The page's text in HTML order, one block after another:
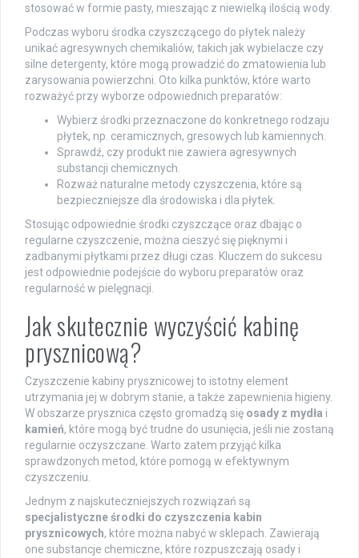
stosować w formie pasty, mieszając z niewielką ilością wody.
Podczas wyboru środka czyszczącego do płytek należy
unikać agresywnych chemikaliów, takich jak wybielacze czy
silne detergenty, które mogą prowadzić do zmatowienia lub
zarysowania powierzchni. Oto kilka punktów, które warto
rozważyć przy wyborze odpowiednich preparatów:
Wybierz środki przeznaczone do konkretnego rodzaju
płytek, np. ceramicznych, gresowych lub kamiennych.
Sprawdź, czy produkt nie zawiera agresywnych
substancji chemicznych.
Rozważ naturalne metody czyszczenia, które są
bezpieczniejsze dla środowiska i dla płytek.
Stosując odpowiednie środki czyszczące oraz dbając o
regularne czyszczenie, można cieszyć się pięknymi i
zadbanymi płytkami przez długi czas. Kluczem do sukcesu
jest odpowiednie podejście do wyboru preparatów oraz
regularność w pielęgnacji.
Jak skutecznie wyczyścić kabinę
prysznicową?
Czyszczenie kabiny prysznicowej to istotny element
utrzymania jej w dobrym stanie, a także zapewnienia higieny.
W obszarze prysznica często gromadzą się osady z mydła i
kamień, które mogą być trudne do usunięcia, jeśli nie zostaną
regularnie oczyszczane. Warto zatem przyjąć kilka
sprawdzonych metod, które pomogą w efektywnym
czyszczeniu.
Jednym z najskuteczniejszych rozwiązań są
specjalistyczne środki do czyszczenia kabin
prysznicowych, które można nabyć w sklepach. Zawierają
one substancje chemiczne, które rozpuszczają osady i